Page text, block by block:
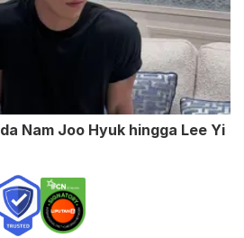
Nam Joo Hyuk hingga Lee Yi